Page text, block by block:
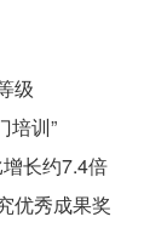
级
培训”
长约7.4倍
优秀成果奖